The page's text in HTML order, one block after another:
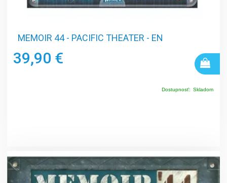
MEMOIR 44 - PACIFIC THEATER - EN
39,90 €
Dostupnosť: Skladom